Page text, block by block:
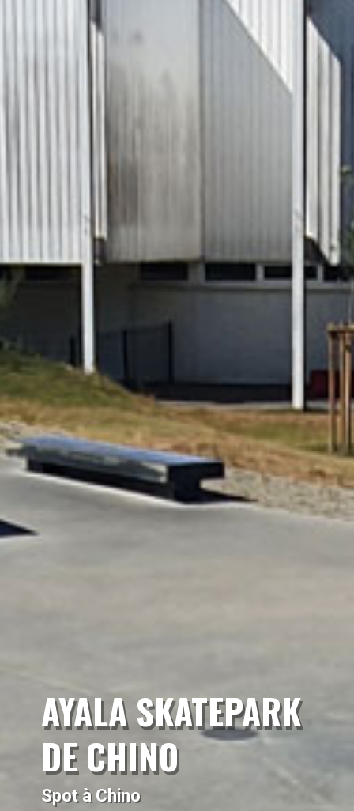
AYALA SKATEPARK
DE CHINO
Spot à Chino